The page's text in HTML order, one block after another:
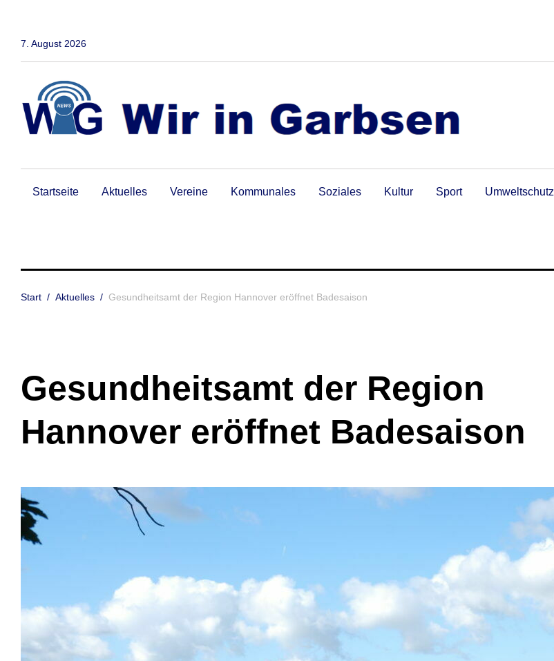
7. August 2026
Startseite Aktuelles Vereine Kommunales Soziales Kultur Sport Umweltschutz
Start / Aktuelles / Gesundheitsamt der Region Hannover eröffnet Badesaison
Gesundheitsamt der Region
Hannover eröffnet Badesaison